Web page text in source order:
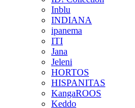
Inblu
INDIANA
ipanema
ITI
Jana
Jeleni
HORTOS
HISPANITAS
KangaROOS
Keddo